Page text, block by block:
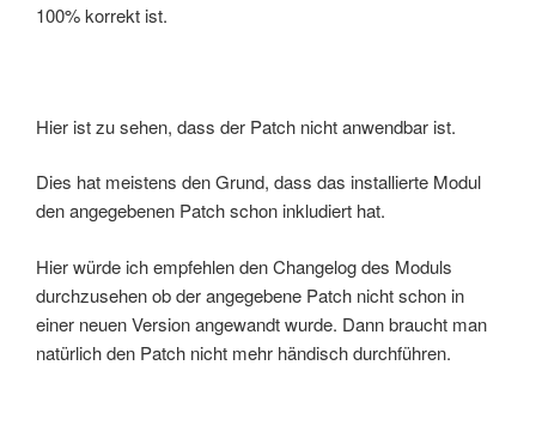
100% korrekt ist.
Hier ist zu sehen, dass der Patch nicht anwendbar ist.
Dies hat meistens den Grund, dass das installierte Modul
den angegebenen Patch schon inkludiert hat.
Hier würde ich empfehlen den Changelog des Moduls
durchzusehen ob der angegebene Patch nicht schon in
einer neuen Version angewandt wurde. Dann braucht man
natürlich den Patch nicht mehr händisch durchführen.